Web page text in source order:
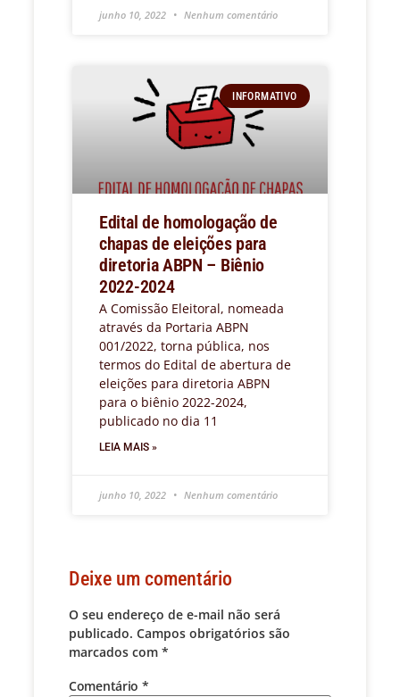
junho 10, 2022 Nenhum comentário
INFORMATIVO
Edital de homologação de
chapas de eleições para
diretoria ABPN – Biênio
2022-2024
A Comissão Eleitoral, nomeada
através da Portaria ABPN
001/2022, torna pública, nos
termos do Edital de abertura de
eleições para diretoria ABPN
para o biênio 2022-2024,
publicado no dia 11
LEIA MAIS »
junho 10, 2022 Nenhum comentário
Deixe um comentário
O seu endereço de e-mail não será
publicado. Campos obrigatórios são
marcados com *
Comentário *